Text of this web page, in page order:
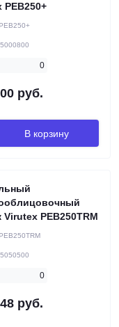
PEB250+
PEB250+
5000800
0
руб.
В корзину
Virutex PEB250TRM
PEB250TRM
5050500
0
руб.